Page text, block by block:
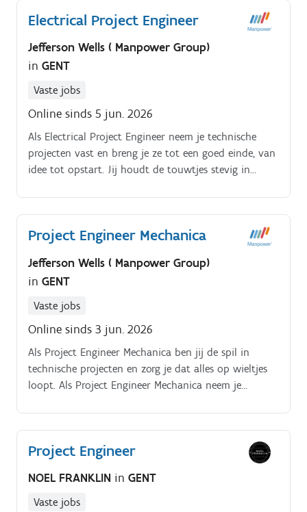
Electrical Project Engineer
Jefferson Wells ( Manpower Group)
in GENT
Vaste jobs
Online sinds 5 jun. 2026
Als Electrical Project Engineer neem je technische
projecten vast en breng je ze tot een goed einde, van
idee tot opstart. Jij houdt de touwtjes stevig in
functionele en technische analyses en werkt
lastenboeken uit Je controleert schema’s en
volgt indienstnames en opleveringen op richting
productie en onderhoud Je stemt af met collega’s,
experten en stakeholders zodat alles vlot loopt Je
Project Engineer Mechanica
Jefferson Wells ( Manpower Group)
in GENT
Vaste jobs
Online sinds 3 jun. 2026
Als Project Engineer Mechanica ben jij de spil in
technische projecten en zorg je dat alles op wieltjes
loopt. Als Project Engineer Mechanica neem je
vertaalt noden van interne klanten naar duidelijke
technische specificaties Je werkt studies uit en stelt
technische dossiers op voor installaties en machines
werfbezoeken en technische meetings Je coördineert
verschillende teams en bewaakt de voortgang van
Project Engineer
NOEL FRANKLIN in GENT
Vaste jobs